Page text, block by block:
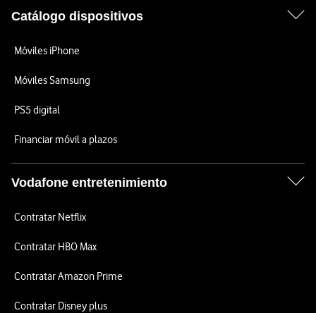
Catálogo dispositivos
Móviles iPhone
Móviles Samsung
PS5 digital
Financiar móvil a plazos
Vodafone entretenimiento
Contratar Netflix
Contratar HBO Max
Contratar Amazon Prime
Contratar Disney plus